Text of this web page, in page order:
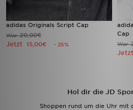
adidas Originals Script Cap
War20,00€
Jetzt 15,00€ - 25%
Cap
War
Hol dir die JD
Shoppen rund um die Uhr mit